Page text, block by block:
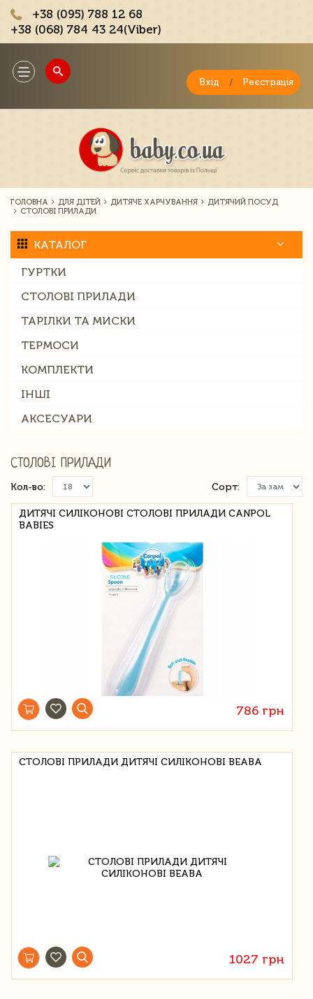
+38 (095) 788 12 68
+38 (068) 784 43 24(Viber)
Toggle
navigation
Вхід / Реєстрація
ГОЛОВНА ДЛЯ ДІТЕЙ ДИТЯЧЕ ХАРЧУВАННЯ
ДИТЯЧИЙ ПОСУД
СТОЛОВІ ПРИЛАДИ
КАТАЛОГ
ГУРТКИ
СТОЛОВІ ПРИЛАДИ
ТАРІЛКИ ТА МИСКИ
ТЕРМОСИ
КОМПЛЕКТИ
ІНШІ
АКСЕСУАРИ
СТОЛОВІ ПРИЛАДИ
Кол-во: Сорт:
ДИТЯЧІ СИЛІКОНОВІ СТОЛОВІ ПРИЛАДИ CANPOL
BABIES
786 грн
СТОЛОВІ ПРИЛАДИ ДИТЯЧІ СИЛІКОНОВІ BEABA
1027 грн